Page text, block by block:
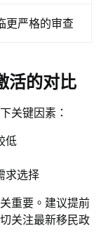
更严格的审查
活的对比
关键因素：
低
求选择
重要。建议提前
关注最新移民政